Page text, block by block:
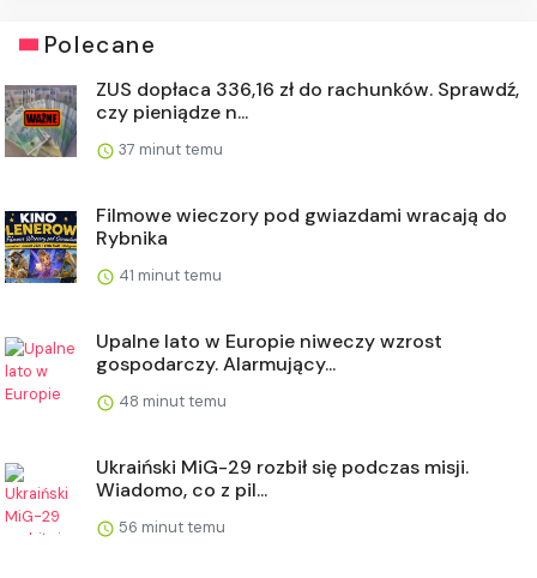
Polecane
ZUS dopłaca 336,16 zł do rachunków. Sprawdź,
czy pieniądze n...
37 minut temu
Filmowe wieczory pod gwiazdami wracają do
Rybnika
41 minut temu
Upalne lato w Europie niweczy wzrost
gospodarczy. Alarmujący...
48 minut temu
Ukraiński MiG-29 rozbił się podczas misji.
Wiadomo, co z pil...
56 minut temu